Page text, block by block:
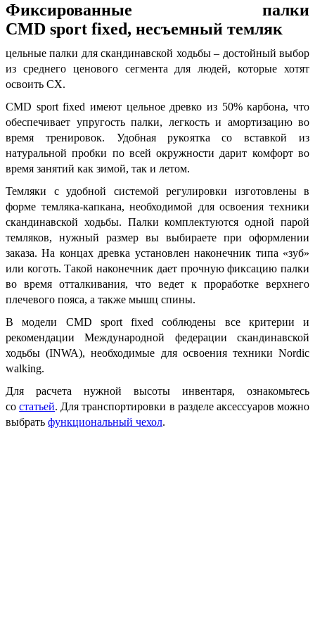
Фиксированные палки
CMD sport fixed, несъемный темляк
цельные палки для скандинавской ходьбы – достойный выбор
из среднего ценового сегмента для людей, которые хотят
освоить СХ.
CMD sport fixed имеют цельное древко из 50% карбона, что
обеспечивает упругость палки, легкость и амортизацию во
время тренировок. Удобная рукоятка со вставкой из
натуральной пробки по всей окружности дарит комфорт во
время занятий как зимой, так и летом.
Темляки с удобной системой регулировки изготовлены в
форме темляка-капкана, необходимой для освоения техники
скандинавской ходьбы. Палки комплектуются одной парой
темляков, нужный размер вы выбираете при оформлении
заказа. На концах древка установлен наконечник типа «зуб»
или коготь. Такой наконечник дает прочную фиксацию палки
во время отталкивания, что ведет к проработке верхнего
плечевого пояса, а также мышц спины.
В модели CMD sport fixed соблюдены все критерии и
рекомендации Международной федерации скандинавской
ходьбы (INWA), необходимые для освоения техники Nordic
walking.
Для расчета нужной высоты инвентаря, ознакомьтесь
состатьей. Для транспортировки в разделе аксессуаров можно
выбрать функциональный чехол.